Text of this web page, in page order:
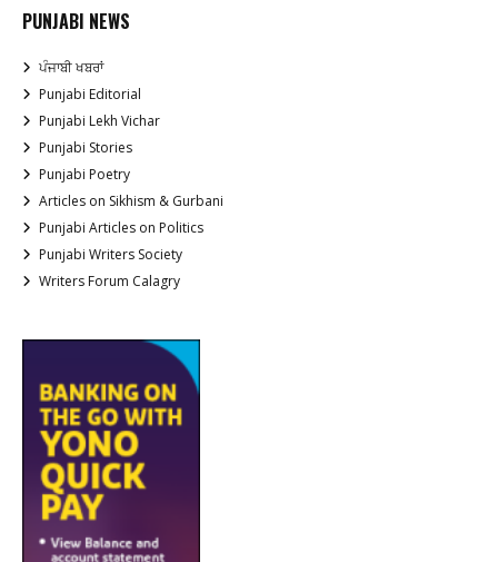
PUNJABI NEWS
ਪੰਜਾਬੀ ਖਬਰਾਂ
Punjabi Editorial
Punjabi Lekh Vichar
Punjabi Stories
Punjabi Poetry
Articles on Sikhism & Gurbani
Punjabi Articles on Politics
Punjabi Writers Society
Writers Forum Calagry